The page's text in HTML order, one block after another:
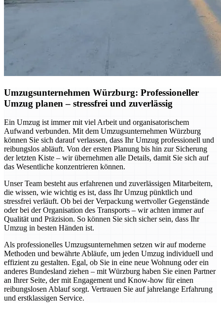
Umzugsunternehmen Würzburg: Professioneller
Umzug planen – stressfrei und zuverlässig
Ein Umzug ist immer mit viel Arbeit und organisatorischem
Aufwand verbunden. Mit dem Umzugsunternehmen Würzburg
können Sie sich darauf verlassen, dass Ihr Umzug professionell und
reibungslos abläuft. Von der ersten Planung bis hin zur Sicherung
der letzten Kiste – wir übernehmen alle Details, damit Sie sich auf
das Wesentliche konzentrieren können.
Unser Team besteht aus erfahrenen und zuverlässigen Mitarbeitern,
die wissen, wie wichtig es ist, dass Ihr Umzug pünktlich und
stressfrei verläuft. Ob bei der Verpackung wertvoller Gegenstände
oder bei der Organisation des Transports – wir achten immer auf
Qualität und Präzision. So können Sie sich sicher sein, dass Ihr
Umzug in besten Händen ist.
Als professionelles Umzugsunternehmen setzen wir auf moderne
Methoden und bewährte Abläufe, um jeden Umzug individuell und
effizient zu gestalten. Egal, ob Sie in eine neue Wohnung oder ein
anderes Bundesland ziehen – mit Würzburg haben Sie einen Partner
an Ihrer Seite, der mit Engagement und Know-how für einen
reibungslosen Ablauf sorgt. Vertrauen Sie auf jahrelange Erfahrung
und erstklassigen Service.